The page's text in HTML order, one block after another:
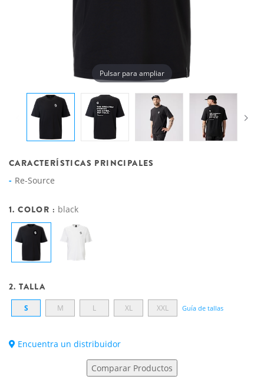
Pulsar para ampliar
CARACTERÍSTICAS PRINCIPALES
Re-Source
1. COLOR : black
2. TALLA
S M L XL XXL Guía de tallas
Encuentra un distribuidor
Comparar Productos